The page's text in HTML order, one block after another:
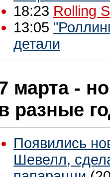
18:23 Rolling
13:05
детали
марта -
разные
Появились
Шевелл,